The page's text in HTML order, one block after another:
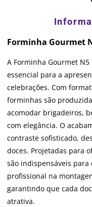
Forminha Gourmet
A Forminha Gourmet
essencial para a
celebrações. Com
forminhas são
acomodar brigadeiros,
com elegância. O
contraste sofisticado,
doces. Projetadas para
são indispensáveis
profissional na
garantindo que cada
atrativa.